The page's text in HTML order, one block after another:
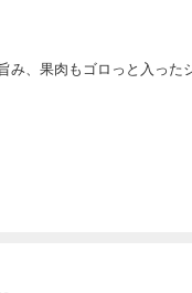
み、果肉もゴロっと入った